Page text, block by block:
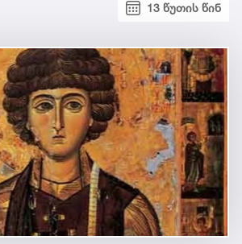
13 წუთის წინ